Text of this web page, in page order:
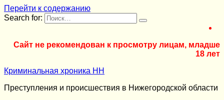
Перейти к содержанию
Search for:
Сайт не рекомендован к просмотру лицам, младше
18 лет
Криминальная хроника НН
Преступления и происшествия в Нижегородской области